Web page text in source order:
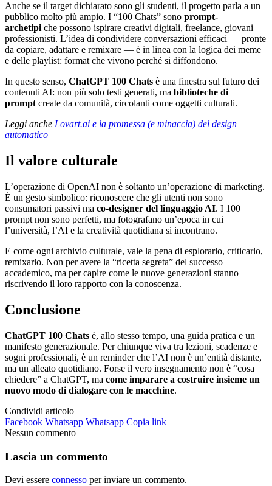
Anche se il target dichiarato sono gli studenti, il progetto parla a un
pubblico molto più ampio. I “100 Chats” sono prompt-
archetipi che possono ispirare creativi digitali, freelance, giovani
professionisti. L’idea di condividere conversazioni efficaci — pronte
da copiare, adattare e remixare — è in linea con la logica dei meme
e delle playlist: format che vivono perché si diffondono.
In questo senso, ChatGPT 100 Chats è una finestra sul futuro dei
contenuti AI: non più solo testi generati, ma biblioteche di
prompt create da comunità, circolanti come oggetti culturali.
Leggi anche Lovart.ai e la promessa (e minaccia) del design
automatico
Il valore culturale
L’operazione di OpenAI non è soltanto un’operazione di marketing.
È un gesto simbolico: riconoscere che gli utenti non sono
consumatori passivi ma co-designer del linguaggio AI. I 100
prompt non sono perfetti, ma fotografano un’epoca in cui
l’università, l’AI e la creatività quotidiana si incontrano.
E come ogni archivio culturale, vale la pena di esplorarlo, criticarlo,
remixarlo. Non per avere la “ricetta segreta” del successo
accademico, ma per capire come le nuove generazioni stanno
riscrivendo il loro rapporto con la conoscenza.
Conclusione
ChatGPT 100 Chats è, allo stesso tempo, una guida pratica e un
manifesto generazionale. Per chiunque viva tra lezioni, scadenze e
sogni professionali, è un reminder che l’AI non è un’entità distante,
ma un alleato quotidiano. Forse il vero insegnamento non è “cosa
chiedere” a ChatGPT, ma come imparare a costruire insieme un
nuovo modo di dialogare con le macchine.
Condividi articolo
Facebook Whatsapp Whatsapp Copia link
Nessun commento
Lascia un commento
Devi essere connesso per inviare un commento.